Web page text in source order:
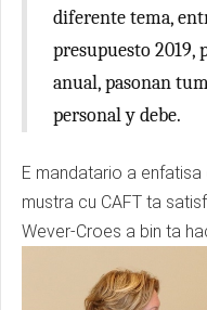
diferente tema,
presupuesto 2019,
anual, pasonan
personal y debe.
E mandatario a
mustra cu CAFT ta
Wever-Croes a bin ta